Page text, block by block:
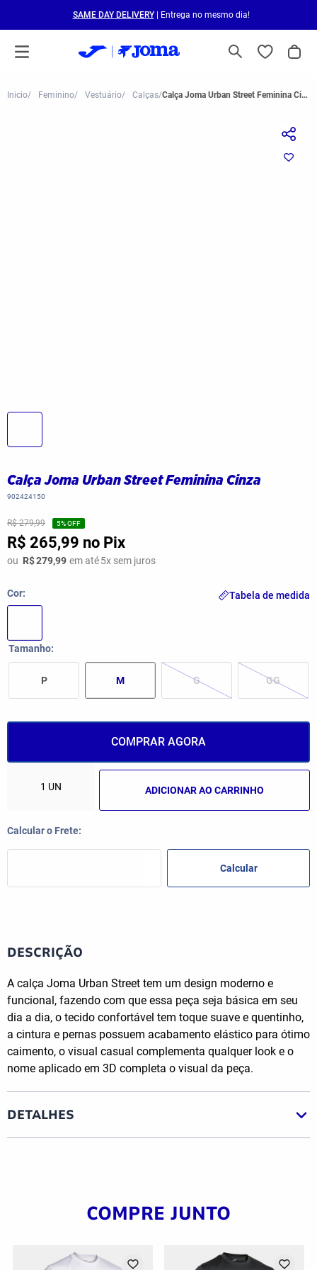
SAME DAY DELIVERY| Entrega no mesmo dia!
Feminino Vestuário Calças Calça Joma Urban Street Feminina Cinza
Calça Joma Urban Street Feminina Cinza
902424150
R$ 279,99 5% OFF
R$ 265,99 no Pix
ou R$279,99 em até5x sem juros
Tamanho
P M G GG
Cor Tabela de medida
COMPRAR AGORA
ADICIONAR AO CARRINHO
DESCRIÇÃO
A calça Joma Urban Street tem um design moderno e
funcional, fazendo com que essa peça seja básica em seu
dia a dia, o tecido confortável tem toque suave e quentinho,
a cintura e pernas possuem acabamento elástico para ótimo
caimento, o visual casual complementa qualquer look e o
nome aplicado em 3D completa o visual da peça.
DETALHES
COMPRE JUNTO